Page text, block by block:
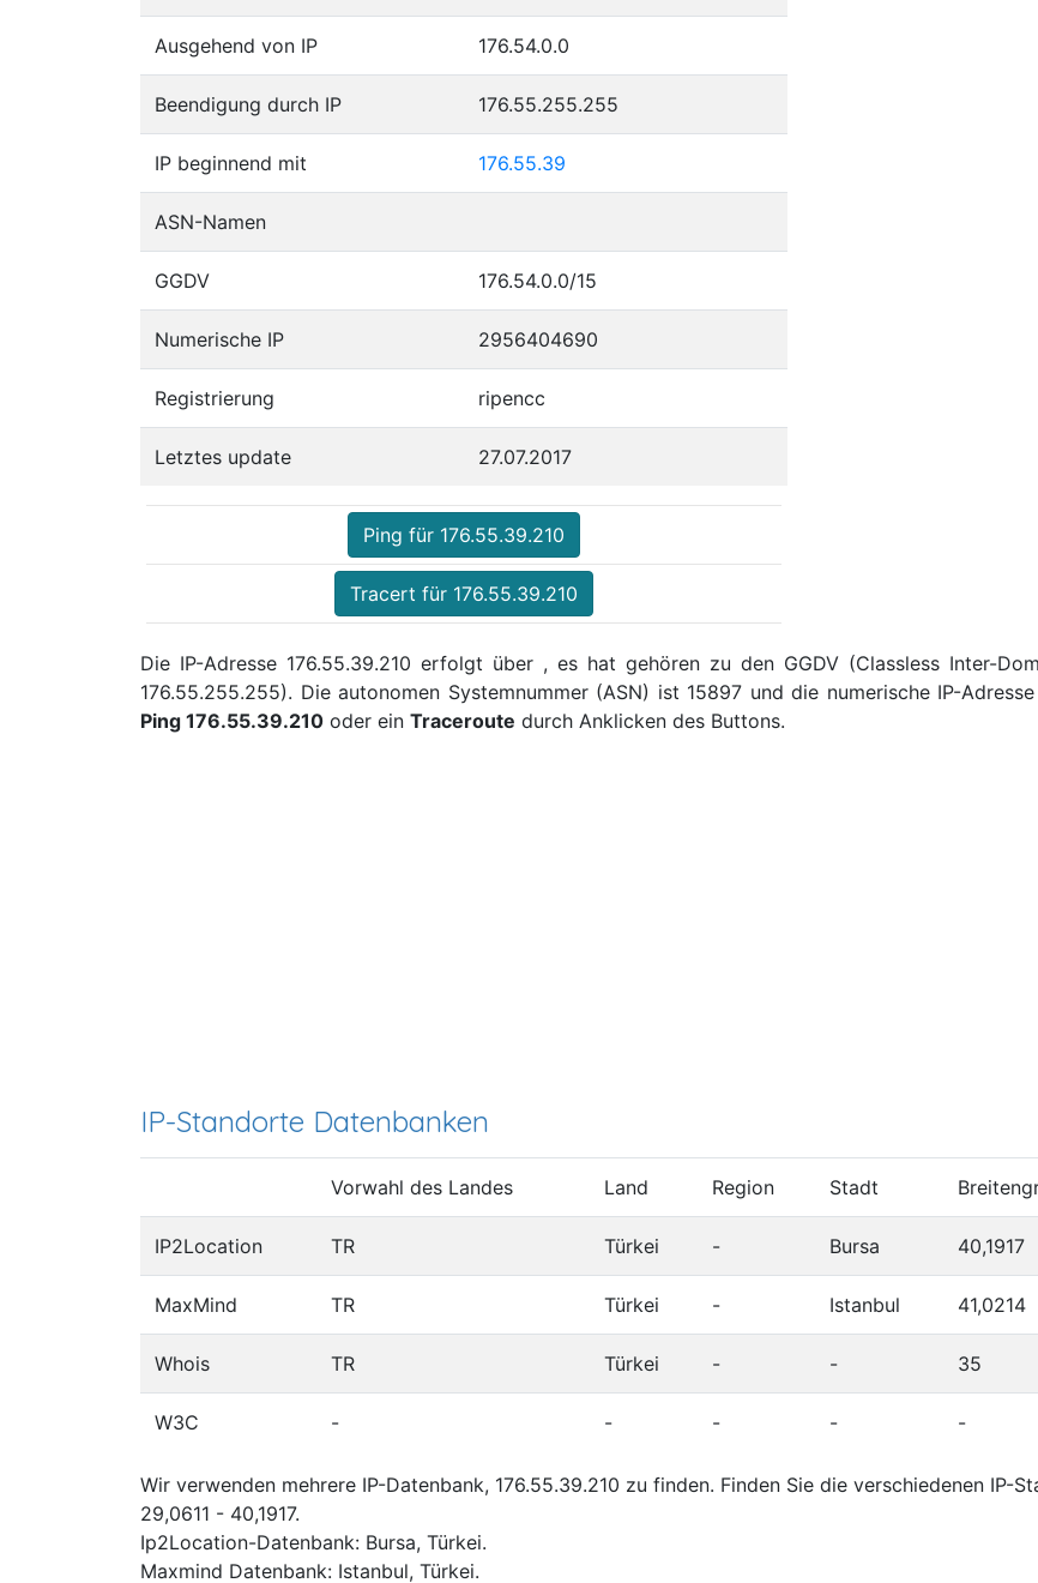
Ausgehend von IP 176.54.0.0
Beendigung durch IP 176.55.255.255
IP beginnend mit 176.55.39
ASN-Namen
GGDV 176.54.0.0/15
Numerische IP 2956404690
Registrierung ripencc
Letztes update 27.07.2017
Ping für 176.55.39.210
Tracert für 176.55.39.210
Die IP-Adresse 176.55.39.210 erfolgt über , es hat gehören zu den GGDV (Classless Inter-
176.55.255.255). Die autonomen Systemnummer (ASN) ist 15897 und die numerische IP-
Ping 176.55.39.210 oder ein Traceroute durch Anklicken des Buttons.
IP-Standorte Datenbanken
Vorwahl des Landes Land Region Stadt
IP2Location TR Türkei - Bursa 40,1917
MaxMind TR Türkei - Istanbul 41,0214
Whois TR Türkei - - 35
W3C - - - - -
Wir verwenden mehrere IP-Datenbank, 176.55.39.210 zu finden. Finden Sie die verschiedenen IP-
29,0611 - 40,1917.
Ip2Location-Datenbank: Bursa, Türkei.
Maxmind Datenbank: Istanbul, Türkei.